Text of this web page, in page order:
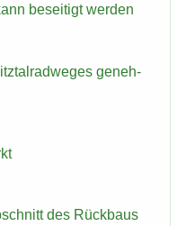
be­sei­tigt wer­den
ge­neh­
des Rück­baus